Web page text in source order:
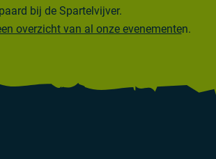
paard bij de Spartelvijver.
overzicht van al onze evenementen.